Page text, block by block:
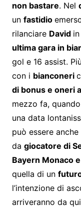
non bastare. Nel
un fastidio
rilanciare David
ultima gara in
gol e 16 assist.
con i bianconeri
di bonus e oneri
mezzo fa,
una data
può essere
da giocatore di
Bayern Monaco
quella di un
l’intenzione di
arriveranno da